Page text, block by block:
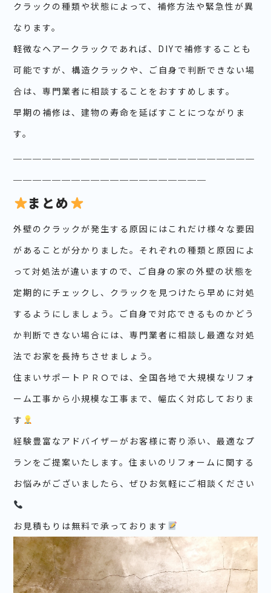
クラックの種類や状態によって、補修方法や緊急性が異
なります。
軽微なヘアークラックであれば、DIYで補修することも
可能ですが、構造クラックや、ご自身で判断できない場
合は、専門業者に相談することをおすすめします。
早期の補修は、建物の寿命を延ばすことにつながりま
す。
まとめ
外壁のクラックが発生する原因にはこれだけ様々な要因
があることが分かりました。それぞれの種類と原因によ
って対処法が違いますので、ご自身の家の外壁の状態を
定期的にチェックし、クラックを見つけたら早めに対処
するようにしましょう。ご自身で対応できるものかどう
か判断できない場合には、専門業者に相談し最適な対処
法でお家を長持ちさせましょう。
住まいサポートＰＲＯでは、全国各地で大規模なリフォ
ーム工事から小規模な工事まで、幅広く対応しておりま
す
経験豊富なアドバイザーがお客様に寄り添い、最適なプ
ランをご提案いたします。住まいのリフォームに関する
お悩みがございましたら、ぜひお気軽にご相談ください
お見積もりは無料で承っております